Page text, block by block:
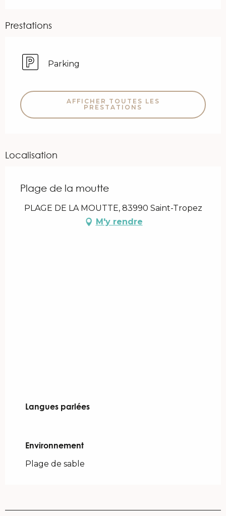
Prestations
Parking
AFFICHER TOUTES LES
PRESTATIONS
Localisation
Plage de la moutte
PLAGE DE LA MOUTTE, 83990 Saint-Tropez
M'y rendre
Langues parlées
Langues parlées
Environnement
Environnement
Plage de sable